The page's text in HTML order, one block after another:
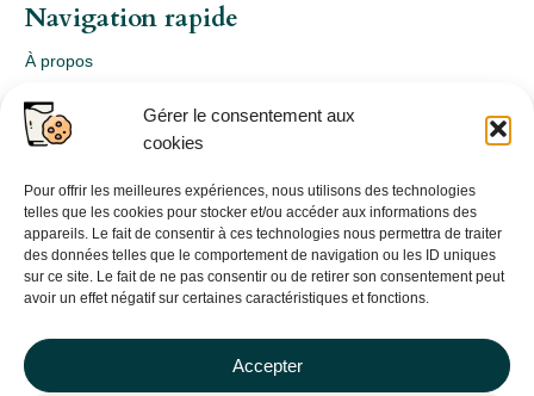
Gérer le consentement aux
cookies
Pour offrir les meilleures expériences, nous utilisons des technologies
telles que les cookies pour stocker et/ou accéder aux informations des
appareils. Le fait de consentir à ces technologies nous permettra de traiter
des données telles que le comportement de navigation ou les ID uniques
sur ce site. Le fait de ne pas consentir ou de retirer son consentement peut
avoir un effet négatif sur certaines caractéristiques et fonctions.
Accepter
Navigation rapide
À propos
Webshop
Nos produits
Conception
Consultation
Contact
Informations légales
Politique de confidentialité